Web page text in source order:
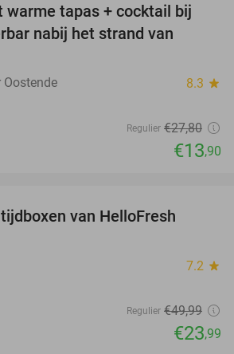
50%
warme tapas + cocktail bij
nabij het strand van
Oostende 8.3 star
Regulier €27,80
€13,90
van HelloFresh
7.2 star
Regulier €49,99
€23,99